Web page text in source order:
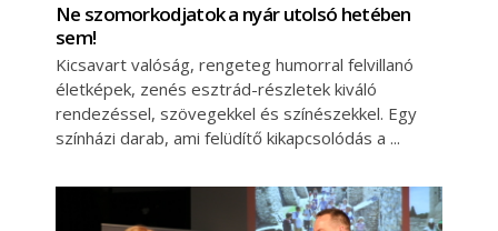
Ne szomorkodjatok a nyár utolsó hetében
sem!
Kicsavart valóság, rengeteg humorral felvillanó
életképek, zenés esztrád-részletek kiváló
rendezéssel, szövegekkel és színészekkel. Egy
színházi darab, ami felüdítő kikapcsolódás a